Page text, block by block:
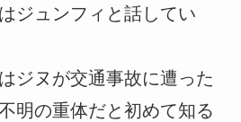
ジュンフィと話してい
ジヌが交通事故に遭った
明の重体だと初めて知る